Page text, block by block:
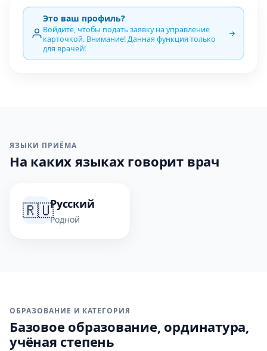
Это ваш профиль?
Войдите, чтобы подать заявку на управление
карточкой. Внимание! Данная функция только
для врачей!
ЯЗЫКИ ПРИЁМА
На каких языках говорит врач
🇷🇺Русский
Родной
ОБРАЗОВАНИЕ И КАТЕГОРИЯ
Базовое образование, ординатура,
учёная степень